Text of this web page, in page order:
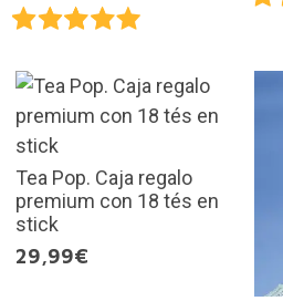
Tea Pop. Caja regalo
premium con 18 tés en
stick
29,99€